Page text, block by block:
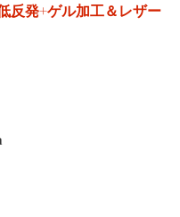
反発+ゲル加工＆レザー